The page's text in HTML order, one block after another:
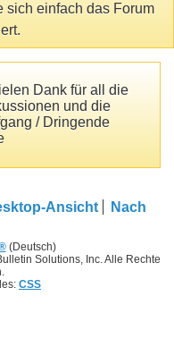
sich einfach das Forum
Dank für all die
und die
/ Dringende
Ansicht
Nach
(Deutsch)
Solutions, Inc. Alle Rechte
CSS